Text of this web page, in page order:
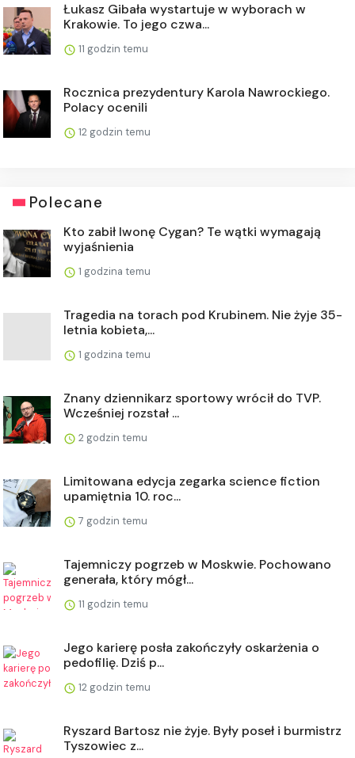
Łukasz Gibała wystartuje w wyborach w
Krakowie. To jego czwa...
11 godzin temu
Rocznica prezydentury Karola Nawrockiego.
Polacy ocenili
12 godzin temu
Polecane
Kto zabił Iwonę Cygan? Te wątki wymagają
wyjaśnienia
1 godzina temu
Tragedia na torach pod Krubinem. Nie żyje 35-
letnia kobieta,...
1 godzina temu
Znany dziennikarz sportowy wrócił do TVP.
Wcześniej rozstał ...
2 godzin temu
Limitowana edycja zegarka science fiction
upamiętnia 10. roc...
7 godzin temu
Tajemniczy pogrzeb w Moskwie. Pochowano
generała, który mógł...
11 godzin temu
Jego karierę posła zakończyły oskarżenia o
pedofilię. Dziś p...
12 godzin temu
Ryszard Bartosz nie żyje. Były poseł i burmistrz
Tyszowiec z...